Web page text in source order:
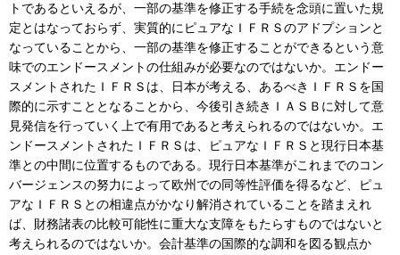
トであるといえるが、一部の基準を修正する手続を念頭に置いた規
定とはなっておらず、実質的にピュアなＩＦＲＳのアドプションと
なっていることから、一部の基準を修正することができるという意
味でのエンドースメントの仕組みが必要なのではないか。エンドー
スメントされたＩＦＲＳは、日本が考える、あるべきＩＦＲＳを国
際的に示すこととなることから、今後引き続きＩＡＳＢに対して意
見発信を行っていく上で有用であると考えられるのではないか。エ
ンドースメントされたＩＦＲＳは、ピュアなＩＦＲＳと現行日本基
準との中間に位置するものである。現行日本基準がこれまでのコン
バージェンスの努力によって欧州での同等性評価を得るなど、ピュ
アなＩＦＲＳとの相違点がかなり解消されていることを踏まえれ
ば、財務諸表の比較可能性に重大な支障をもたらすものではないと
考えられるのではないか。会計基準の国際的な調和を図る観点か